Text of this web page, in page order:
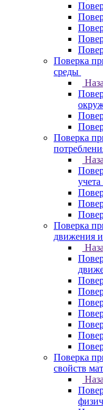
Поверка
среды
Поверка
Поверка
движения
Поверка
свойств